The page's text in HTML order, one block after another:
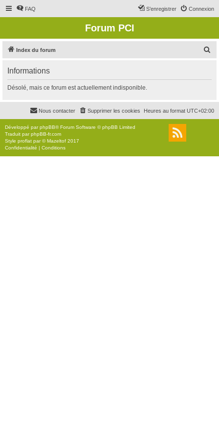
FAQ Connexion
S’enregistrer
Forum PCI
Index du forum
r
c
r
Informations
Désolé, mais ce forum est actuellement indisponible.
Heures au format UTC+02:00
Supprimer les cookies
Nous contacter
Développé parphpBB® Forum Software © phpBB Limited
Traduit parphpBB-fr.com
Style proflat par ©Mazeltof 2017
Confidentialité | Conditions